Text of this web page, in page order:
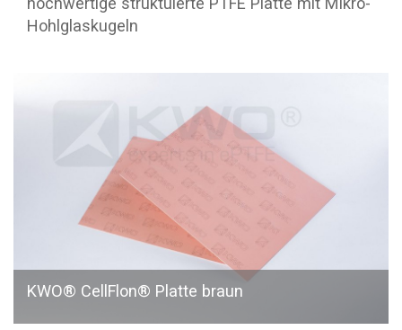
Hohlglaskugeln
KWO® CellFlon® Platte braun